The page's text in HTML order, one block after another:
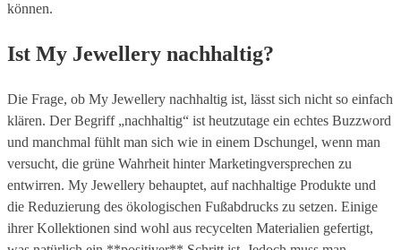
können.
Ist My Jewellery nachhaltig?
Die Frage, ob My Jewellery nachhaltig ist, lässt sich nicht so einfach
klären. Der Begriff „nachhaltig“ ist heutzutage ein echtes Buzzword
und manchmal fühlt man sich wie in einem Dschungel, wenn man
versucht, die grüne Wahrheit hinter Marketingversprechen zu
entwirren. My Jewellery behauptet, auf nachhaltige Produkte und
die Reduzierung des ökologischen Fußabdrucks zu setzen. Einige
ihrer Kollektionen sind wohl aus recycelten Materialien gefertigt,